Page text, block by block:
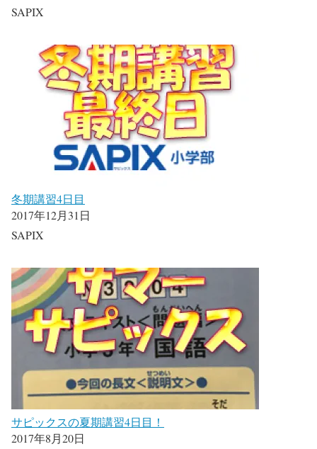
SAPIX
冬期講習4日目
2017年12月31日
SAPIX
サピックスの夏期講習4日目！
2017年8月20日